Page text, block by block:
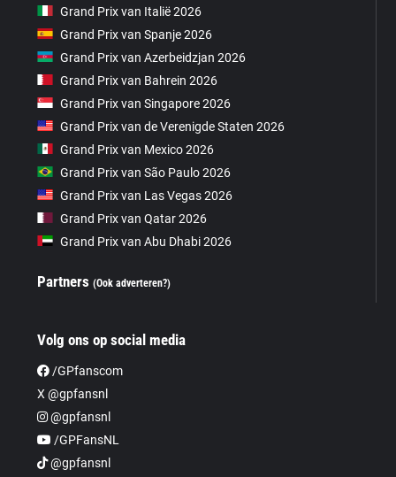
Grand Prix van Italië 2026
Grand Prix van Spanje 2026
Grand Prix van Azerbeidzjan 2026
Grand Prix van Bahrein 2026
Grand Prix van Singapore 2026
Grand Prix van de Verenigde Staten 2026
Grand Prix van Mexico 2026
Grand Prix van São Paulo 2026
Grand Prix van Las Vegas 2026
Grand Prix van Qatar 2026
Grand Prix van Abu Dhabi 2026
Partners(Ook adverteren?)
Volg ons op social media
/GPfanscom
X @gpfansnl
@gpfansnl
/GPFansNL
@gpfansnl